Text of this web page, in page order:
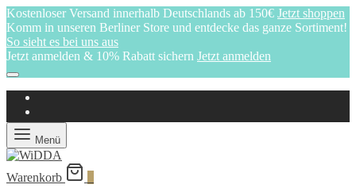
Kostenloser Versand innerhalb Deutschlands ab 150€ Jetzt shoppen
Komm in unseren Berliner Store und entdecke das ganze Sortiment!
So sieht es bei uns aus
Jetzt anmelden & 10% Rabatt sichern Jetzt anmelden
Menü
Warenkorb